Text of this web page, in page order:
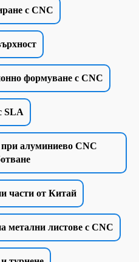
с CNC
формуване с CNC
SLA
при алуминиево CNC
части от Китай
метални листове с CNC